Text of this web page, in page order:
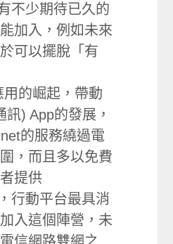
不少期待已久的
加入，例如未來
可以擺脫「有
的崛起，帶動
) App的發展，
的服務繞過電
，而且多以免費
提供
行動平台最具消
入這個陣營，未